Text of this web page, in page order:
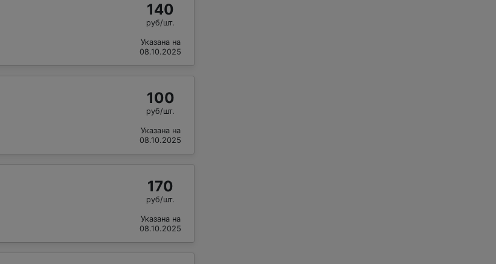
140
руб/шт.
Указана на
08.10.2025
100
руб/шт.
Указана на
08.10.2025
170
руб/шт.
Указана на
08.10.2025